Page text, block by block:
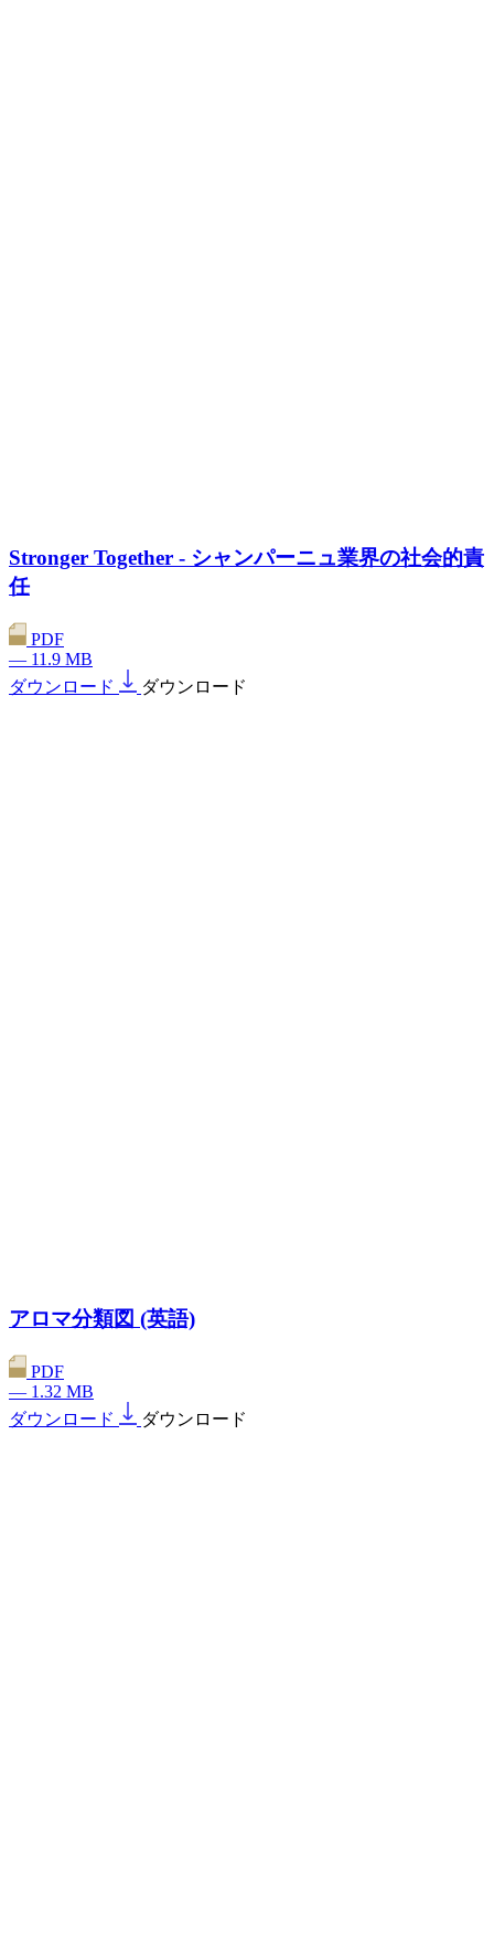
Stronger Together - シャンパーニュ業界の社会的責
任
PDF
— 11.9 MB
ダウンロード
ダウンロード
アロマ分類図 (英語)
PDF
— 1.32 MB
ダウンロード
ダウンロード